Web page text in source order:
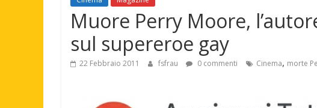
Muore Perry Moore,
sul supereroe gay
22 Febbraio 2011 fsfrau 0 commenti Cinema, morte